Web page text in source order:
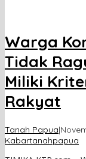
Warga
Tidak
Miliki
Rakyat
Tanah Papua|
Kabartanahpapua